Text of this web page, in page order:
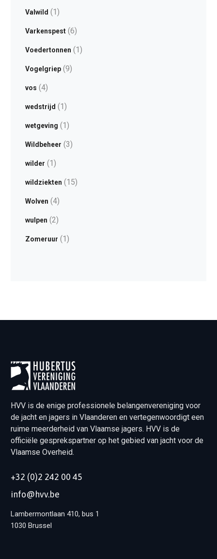
Valwild (1)
Varkenspest(6)
Voedertonnen (1)
Vogelgriep(9)
vos (4)
wedstrijd (1)
wetgeving (1)
Wildbeheer (3)
wilder (1)
wildziekten (15)
Wolven (4)
wulpen (2)
Zomeruur (1)
HVV is de enige professionele belangenvereniging voor
de jacht en jagers in Vlaanderen en vertegenwoordigt een
ruime meerderheid van Vlaamse jagers. HVV is de
officiële gesprekspartner op het gebied van jacht voor de
Vlaamse Overheid.
+32 (0)2 242 00 45
info@hvv.be
Lambermontlaan 410, bus 1
1030 Brussel